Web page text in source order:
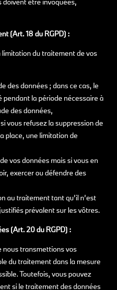
(Art. 18 du RGPD) :
limitation du traitement de vos
des données ; dans ce cas, le
la période nécessaire à
des données,
vous refusez la suppression de
place, une limitation de
vos données mais si vous en
exercer ou défendre des
au traitement tant qu’il n’est
prévalent sur les vôtres.
(Art. 20 du RGPD) :
nous transmettions vos
du traitement dans la mesure
Toutefois, vous pouvez
si le traitement des données